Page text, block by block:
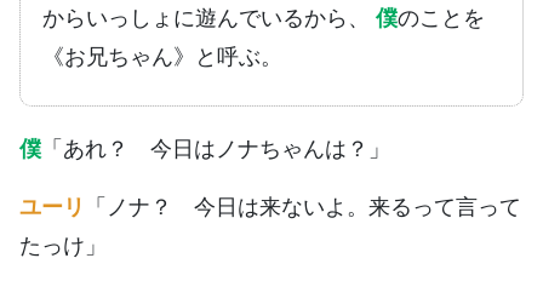
からいっしょに遊んでいるから、 僕のことを
《お兄ちゃん》と呼ぶ。
僕 「あれ？ 今日はノナちゃんは？」
ユーリ 「ノナ？ 今日は来ないよ。来るって言って
たっけ」